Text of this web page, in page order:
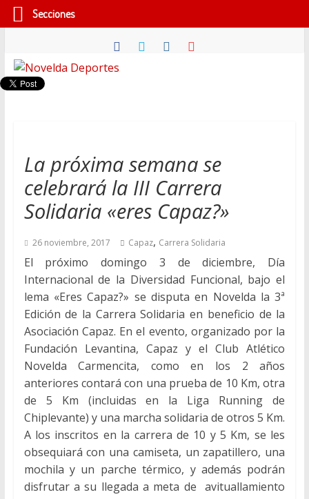
contenido
Novelda
Pasión
por
nuestro
deporte
La próxima semana se
celebrará la III Carrera
Solidaria «eres Capaz?»
26 noviembre, 2017 Capaz, Carrera Solidaria
El próximo domingo 3 de diciembre, Día
Internacional de la Diversidad Funcional, bajo el
lema «Eres Capaz?» se disputa en Novelda la 3ª
Edición de la Carrera Solidaria en beneficio de la
Asociación Capaz. En el evento, organizado por la
Fundación Levantina, Capaz y el Club Atlético
Novelda Carmencita, como en los 2 años
anteriores contará con una prueba de 10 Km, otra
de 5 Km (incluidas en la Liga Running de
Chiplevante) y una marcha solidaria de otros 5 Km.
A los inscritos en la carrera de 10 y 5 Km, se les
obsequiará con una camiseta, un zapatillero, una
mochila y un parche térmico, y además podrán
disfrutar a su llegada a meta de avituallamiento
Secciones